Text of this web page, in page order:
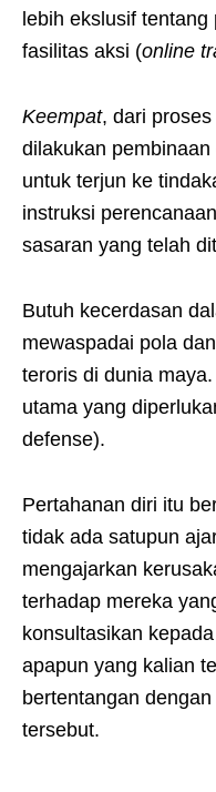
lebih ekslusif
fasilitas aksi (online
Keempat, dari
dilakukan
untuk terjun ke
instruksi
sasaran yang telah
Butuh kecerdasan
mewaspadai pola
teroris di dunia
utama yang
defense).
Pertahanan diri itu
tidak ada satupun
mengajarkan
terhadap mereka
konsultasikan
apapun yang kalian
bertentangan
tersebut.